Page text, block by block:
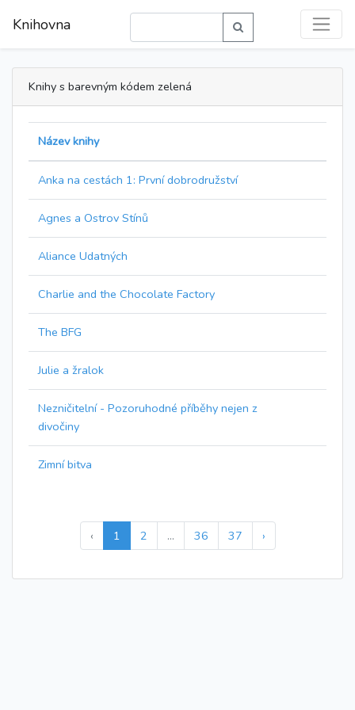
Knihovna
Knihy s barevným kódem zelená
Název knihy
Anka na cestách 1: První dobrodružství
Agnes a Ostrov Stínů
Aliance Udatných
Charlie and the Chocolate Factory
The BFG
Julie a žralok
Nezničitelní - Pozoruhodné příběhy nejen z
divočiny
Zimní bitva
‹ 1 2 ... 36 37 ›